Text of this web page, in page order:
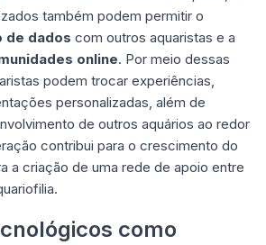
também podem permitir o
de dados com outros aquaristas e a
online. Por meio dessas
podem trocar experiências,
personalizadas, além de
de outros aquários ao redor
contribui para o crescimento do
a criação de uma rede de apoio entre
como